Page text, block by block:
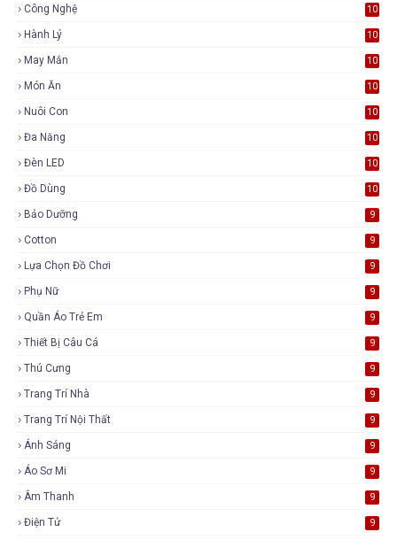
Công Nghệ 10
Hành Lý 10
May Mắn 10
Món Ăn 10
Nuôi Con 10
Đa Năng 10
Đèn LED 10
Đồ Dùng 10
Bảo Dưỡng 9
Cotton 9
Lựa Chọn Đồ Chơi 9
Phụ Nữ 9
Quần Áo Trẻ Em 9
Thiết Bị Câu Cá 9
Thú Cưng 9
Trang Trí Nhà 9
Trang Trí Nội Thất 9
Ánh Sáng 9
Áo Sơ Mi 9
Âm Thanh 9
Điện Tử 9